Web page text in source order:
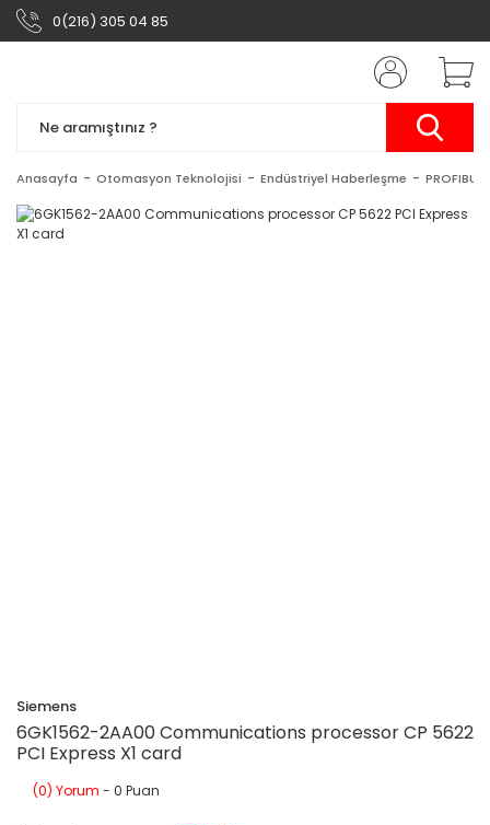
0(216) 305 04 85
Anasayfa Otomasyon Teknolojisi Endüstriyel Haberleşme PROFIBUS
Siemens
6GK1562-2AA00 Communications processor CP 5622
PCI Express X1 card
(0) Yorum - 0 Puan